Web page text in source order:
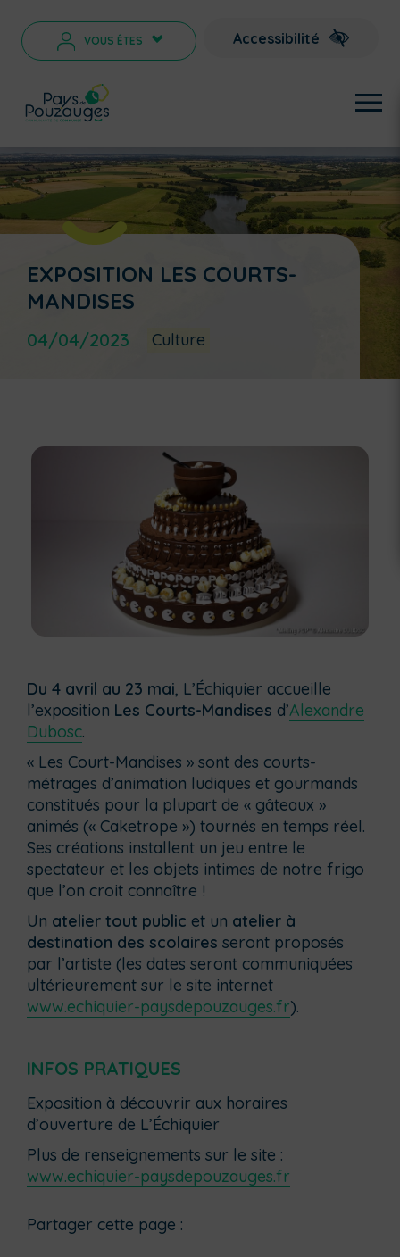
VOUS ÊTES > Accessibilité
EXPOSITION LES COURTS-
MANDISES
04/04/2023 Culture
Du 4 avril au 23 mai, L’Échiquier accueille
l’exposition Les Courts-Mandises d’Alexandre
Dubosc.
« Les Court-Mandises » sont des courts-
métrages d’animation ludiques et gourmands
constitués pour la plupart de « gâteaux »
animés (« Caketrope ») tournés en temps réel.
Ses créations installent un jeu entre le
spectateur et les objets intimes de notre frigo
que l’on croit connaître !
Un atelier tout public et un atelier à
destination des scolaires seront proposés
par l’artiste (les dates seront communiquées
ultérieurement sur le site internet
www.echiquier-paysdepouzauges.fr).
INFOS PRATIQUES
Exposition à découvrir aux horaires
d’ouverture de L’Échiquier
Plus de renseignements sur le site :
www.echiquier-paysdepouzauges.fr
Partager cette page :